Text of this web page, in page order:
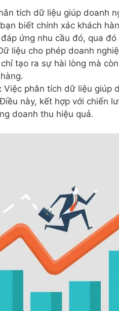
tích dữ liệu giúp doanh
biết chính xác khách
ứng nhu cầu đó, qua
liệu cho phép doanh
tạo ra sự hài lòng mà
Việc phân tích dữ liệu giúp
này, kết hợp với chiến
doanh thu hiệu quả.